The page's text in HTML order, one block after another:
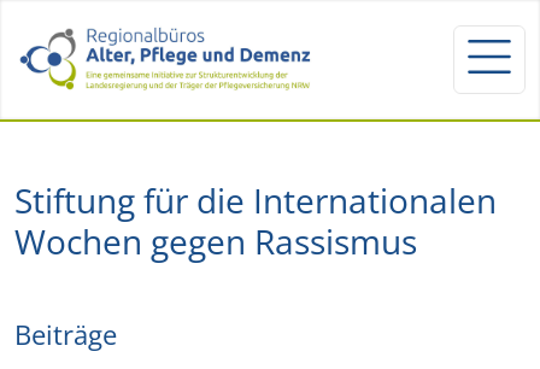
Stiftung für die Internationalen
Wochen gegen Rassismus
Beiträge